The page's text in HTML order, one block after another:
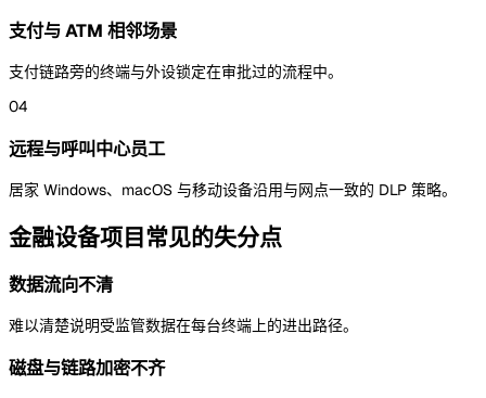
支付与 ATM 相邻场景
支付链路旁的终端与外设锁定在审批过的流程中。
04
远程与呼叫中心员工
居家 Windows、macOS 与移动设备沿用与网点一致的 DLP 策略。
金融设备项目常见的失分点
数据流向不清
难以清楚说明受监管数据在每台终端上的进出路径。
磁盘与链路加密不齐